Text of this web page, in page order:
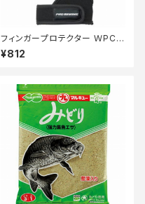
フィンガープロテクター ＷPC0
01 フリーサイズ
¥812